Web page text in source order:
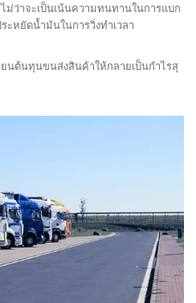
ม่ว่าจะเป็นเน้นความทนทานในการแบก
ะหยัดน้ำมันในการวิ่งทำเวลา
นต้นทุนขนส่งสินค้าให้กลายเป็นกำไรสุ